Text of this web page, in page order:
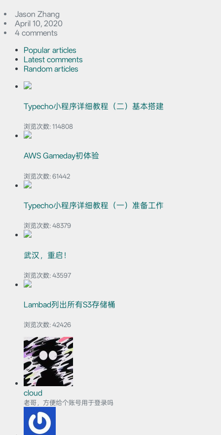
Jason Zhang
April 10, 2020
4 comments
Popular articles
Latest comments
Random articles
Typecho小程序详细教程（二）基本搭建
浏览次数: 114808
AWS Gameday初体验
浏览次数: 61442
Typecho小程序详细教程（一）准备工作
浏览次数: 48379
武汉，重启！
浏览次数: 43597
Lambad列出所有S3存储桶
浏览次数: 42426
cloud
老哥，方便给个账号用于登录吗